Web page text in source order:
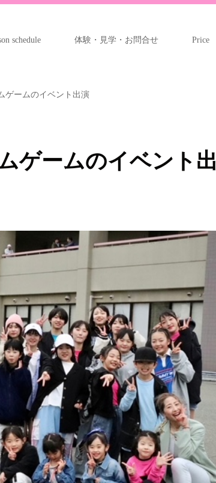
schedule 体験・見学・お問合せ Price
ゲームのイベント出演
ゲームのイベント出